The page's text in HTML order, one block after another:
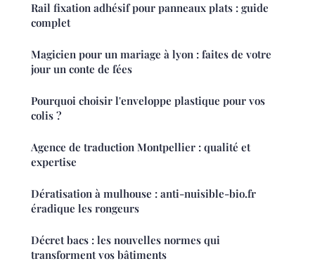
Rail fixation adhésif pour panneaux plats : guide
complet
Magicien pour un mariage à lyon : faites de votre
jour un conte de fées
Pourquoi choisir l'enveloppe plastique pour vos
colis ?
Agence de traduction Montpellier : qualité et
expertise
Dératisation à mulhouse : anti-nuisible-bio.fr
éradique les rongeurs
Décret bacs : les nouvelles normes qui
transforment vos bâtiments